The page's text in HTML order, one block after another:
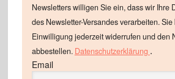
Newsletters willigen Sie ein, dass wir Ihre
des Newsletter-Versandes verarbeiten.
Einwilligung jederzeit widerrufen und den
abbestellen. Datenschutzerklärung .
Email